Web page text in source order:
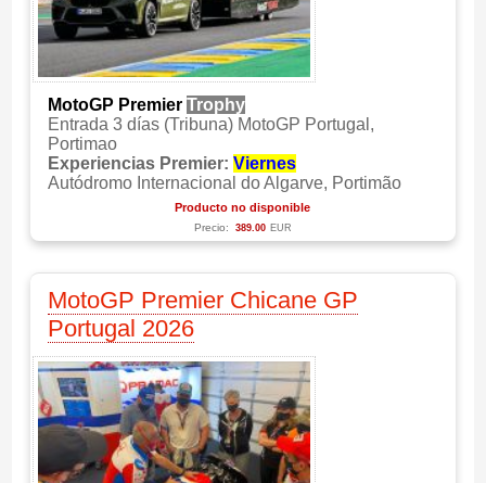
MotoGP Premier Trophy
Entrada 3 días (Tribuna) MotoGP Portugal,
Portimao
Experiencias Premier: Viernes
Autódromo Internacional do Algarve, Portimão
Producto no disponible
Precio: 389.00 EUR
MotoGP Premier Chicane GP
Portugal 2026